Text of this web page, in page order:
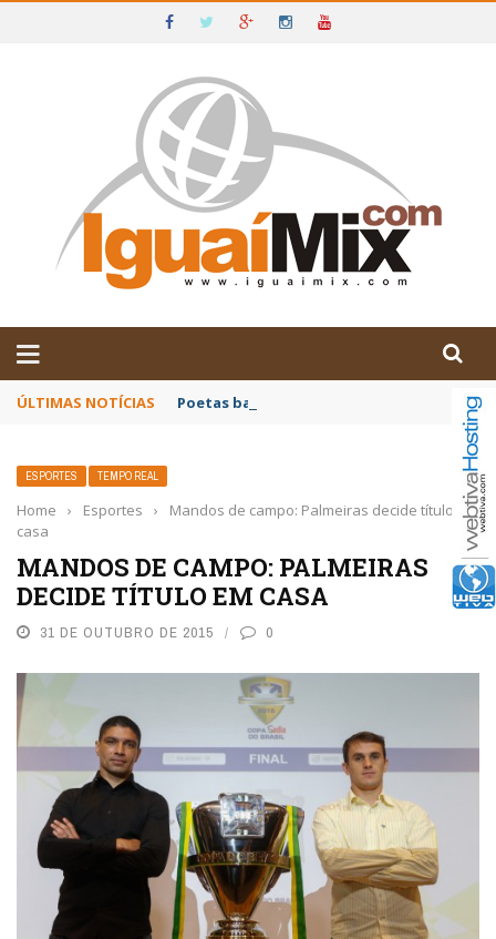
IGUAÍ E SUDOESTE DA BAHIA
ÚLTIMAS NOTÍCIAS Poetas baianos representam o Brasil no
ESPORTES TEMPO REAL
Home › Esportes ›
Mandos de campo: Palmeiras decide título em
casa
MANDOS DE CAMPO: PALMEIRAS
DECIDE TÍTULO EM CASA
31 DE OUTUBRO DE 2015 0